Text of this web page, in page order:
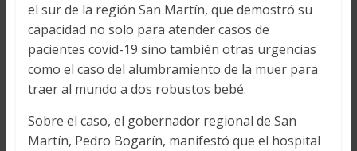
el sur de la región San Martín, que demostró su
capacidad no solo para atender casos de
pacientes covid-19 sino también otras urgencias
como el caso del alumbramiento de la muer para
traer al mundo a dos robustos bebé.
Sobre el caso, el gobernador regional de San
Martín, Pedro Bogarín, manifestó que el hospital